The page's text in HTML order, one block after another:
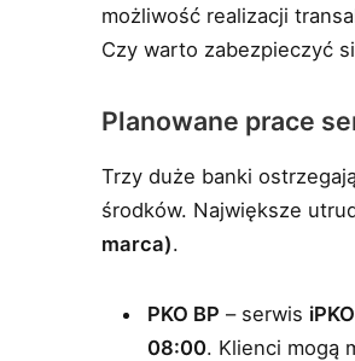
możliwość realizacji
Czy warto zabezpieczyć
Planowane prace
Trzy duże banki
środków. Największe
marca).
PKO BP – serwis
08:00. Klienci mogą